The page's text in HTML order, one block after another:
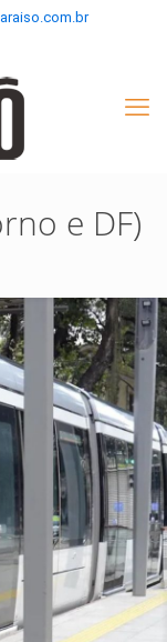
e DF)